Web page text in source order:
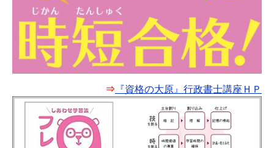
⇒ 『資格の大原』行政書士講座ＨＰ